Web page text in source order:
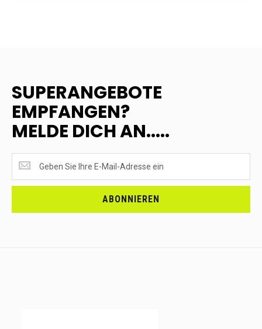
SUPERANGEBOTE
EMPFANGEN?
MELDE DICH AN.....
EMPFANGEN?
<br>MELDE
ABONNIEREN